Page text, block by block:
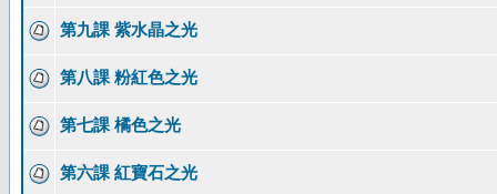
第九課 紫水晶之光
第八課 粉紅色之光
第七課 橘色之光
第六課 紅寶石之光